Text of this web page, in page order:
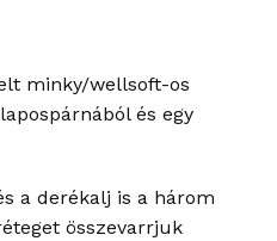
minky/wellsoft-os
és egy
a derékalj is a három
összevarrjuk